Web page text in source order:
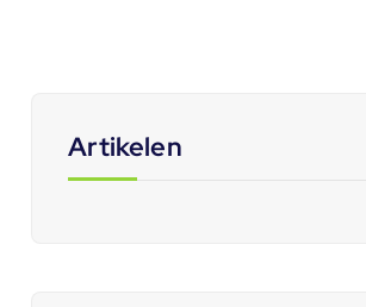
Artikelen